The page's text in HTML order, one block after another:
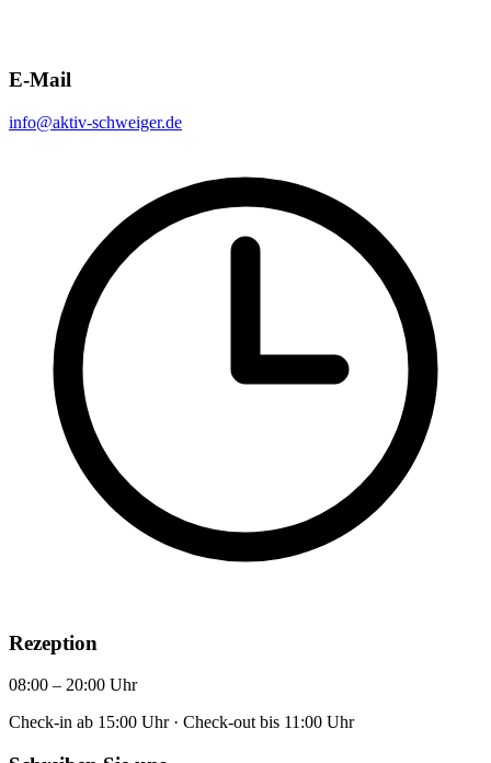
E-Mail
info@aktiv-schweiger.de
Rezeption
08:00 – 20:00 Uhr
Check-in ab 15:00 Uhr· Check-out bis 11:00 Uhr